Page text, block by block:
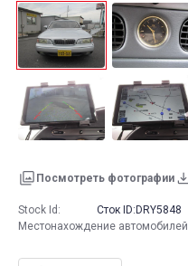
Посмотреть фотографии
Stock Id: Сток ID: DRY5848
Местонахождение автомобилей